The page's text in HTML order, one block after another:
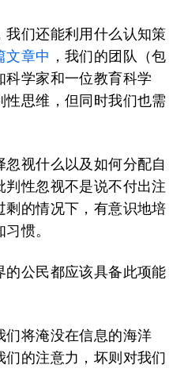
们还能利用什么认知策
文章中 ，我们的团队（包
学家和一位教育科学
性思维，但同时我们也需
视什么以及如何分配自
性忽视不是说不付出注
的情况下，有意识地培
惯。
公民都应该具备此项能
们将淹没在信息的海洋
的注意力，坏则对我们